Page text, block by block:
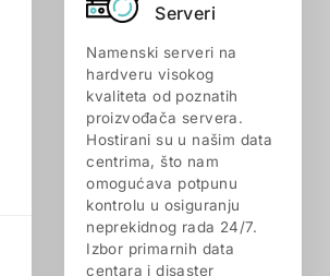
Serveri
Namenski serveri na
hardveru visokog
kvaliteta od poznatih
proizvođača servera.
Hostirani su u našim data
centrima, što nam
omogućava potpunu
kontrolu u osiguranju
neprekidnog rada 24/7.
Izbor primarnih data
centara i disaster